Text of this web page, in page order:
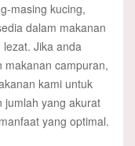
masing kucing,
dalam makanan
Jika anda
makanan campuran,
kami untuk
jumlah yang akurat
yang optimal.